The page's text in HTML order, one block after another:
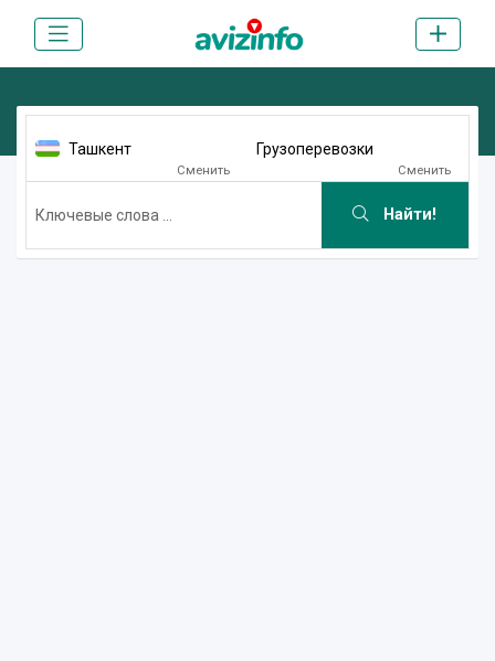
Ташкент
Сменить
Грузоперевозки
Сменить
Найти!